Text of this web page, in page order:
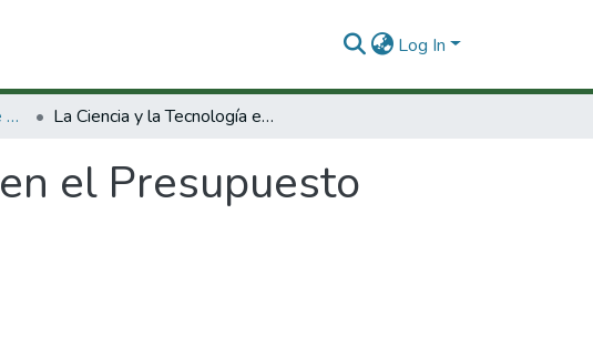
Log In
Publicaciones seriadas de Minciencias La Ciencia y la Tecnología en el Presupuesto Nacional
el Presupuesto